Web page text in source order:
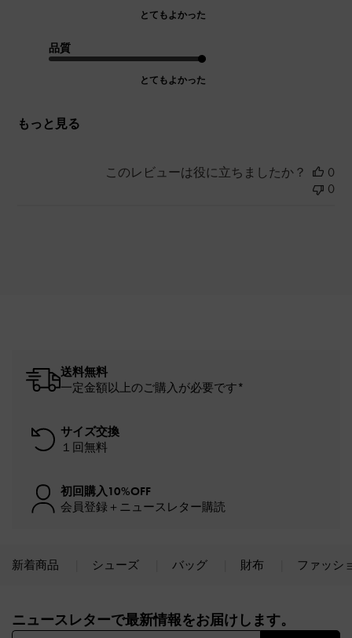
とてもよかった
品質
とてもよかった
もっと見る
このレビューは役に立ちましたか？
0
0
送料無料
一定金額以上のご購入が必要です*
サイズ交換
１回無料
初回購入10%OFF
会員登録＋ニュースレター購読
新着商品 シューズ バッグ 財布 ファッシ
ニュースレターで最新情報をお届けします。​